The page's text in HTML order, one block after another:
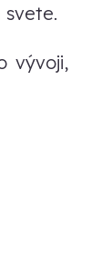
vývoji,